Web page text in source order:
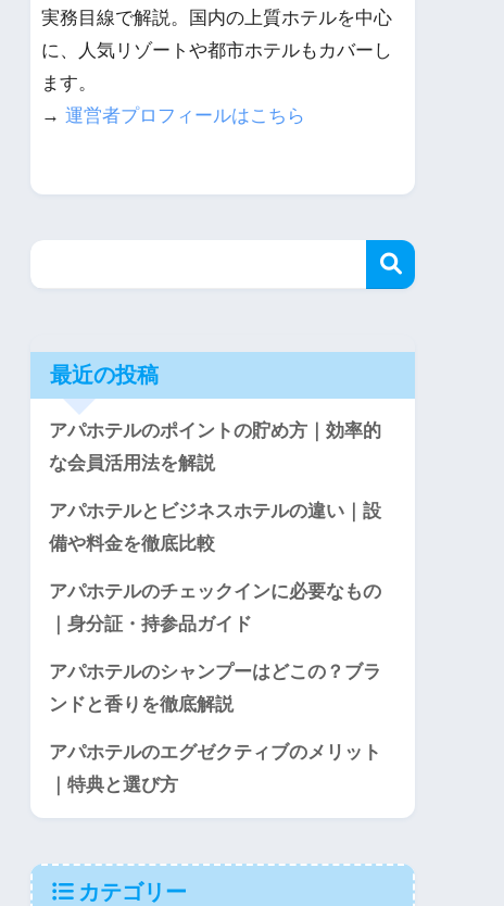
実務目線で解説。国内の上質ホテルを中心
に、人気リゾートや都市ホテルもカバーし
ます。
→ 運営者プロフィールはこちら
最近の投稿
アパホテルのポイントの貯め方｜効率的
な会員活用法を解説
アパホテルとビジネスホテルの違い｜設
備や料金を徹底比較
アパホテルのチェックインに必要なもの
｜身分証・持参品ガイド
アパホテルのシャンプーはどこの？ブラ
ンドと香りを徹底解説
アパホテルのエグゼクティブのメリット
｜特典と選び方
カテゴリー